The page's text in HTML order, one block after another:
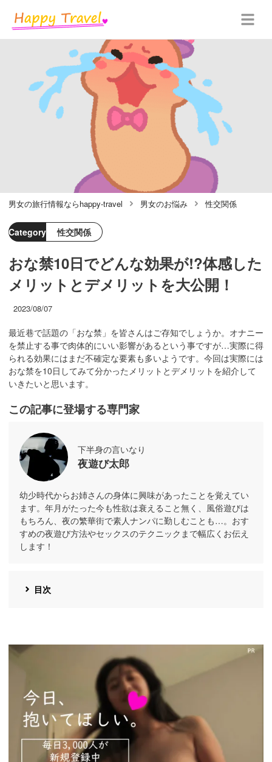
男女の旅行情報ならhappy-travel 男女のお悩み 性交関係
Category 性交関係
おな禁10日でどんな効果が!?体感した
メリットとデメリットを大公開！
2023/08/07
最近巷で話題の「おな禁」を皆さんはご存知でしょうか。オナニー
を禁止する事で肉体的にいい影響があるという事ですが…実際に得
られる効果にはまだ不確定な要素も多いようです。今回は実際には
おな禁を10日してみて分かったメリットとデメリットを紹介して
いきたいと思います。
この記事に登場する専門家
下半身の言いなり
夜遊び太郎
幼少時代からお姉さんの身体に興味があったことを覚えてい
ます。年月がたった今も性欲は衰えること無く、風俗遊びは
もちろん、夜の繁華街で素人ナンパに勤しむことも…。おす
すめの夜遊び方法やセックスのテクニックまで幅広くお伝え
します！
目次
https://pcmax.jp/lp/?